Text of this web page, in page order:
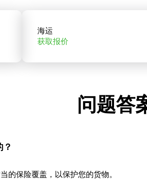
海运
获取报价
问题答
的保险覆盖，以保护您的货物。